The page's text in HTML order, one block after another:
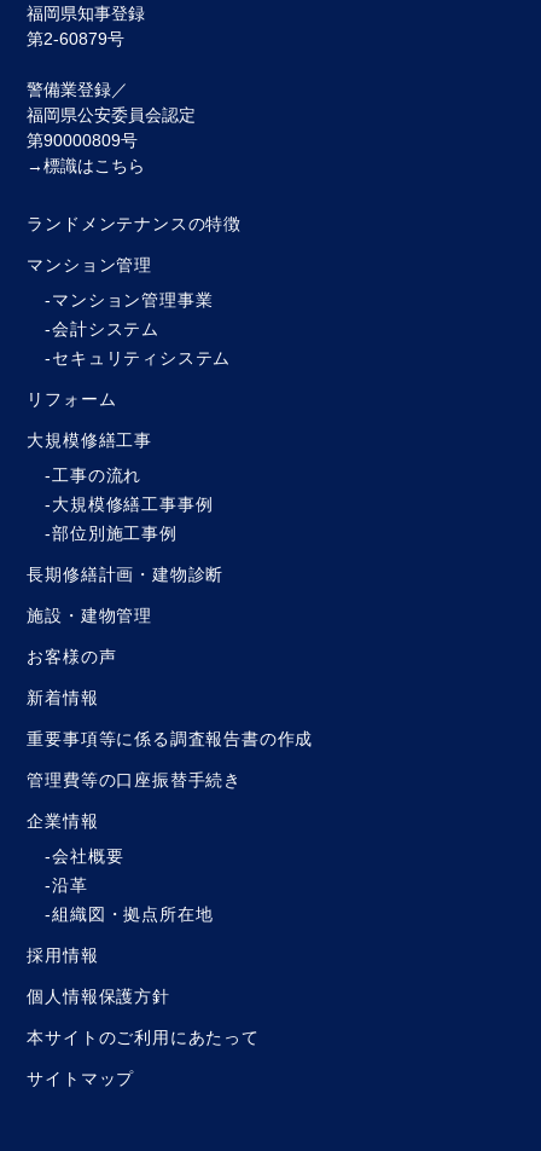
福岡県知事登録
第2-60879号
警備業登録／
福岡県公安委員会認定
第90000809号
→標識はこちら
ランドメンテナンスの特徴
マンション管理
マンション管理事業
会計システム
セキュリティシステム
リフォーム
大規模修繕工事
工事の流れ
大規模修繕工事事例
部位別施工事例
長期修繕計画・建物診断
施設・建物管理
お客様の声
新着情報
重要事項等に係る調査報告書の作成
管理費等の口座振替手続き
企業情報
会社概要
沿革
組織図・拠点所在地
採用情報
個人情報保護方針
本サイトのご利用にあたって
サイトマップ